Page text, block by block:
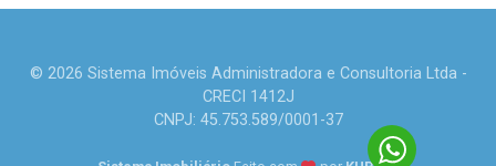
© 2026 Sistema Imóveis Administradora e Consultoria Ltda -
CRECI 1412J
CNPJ: 45.753.589/0001-37